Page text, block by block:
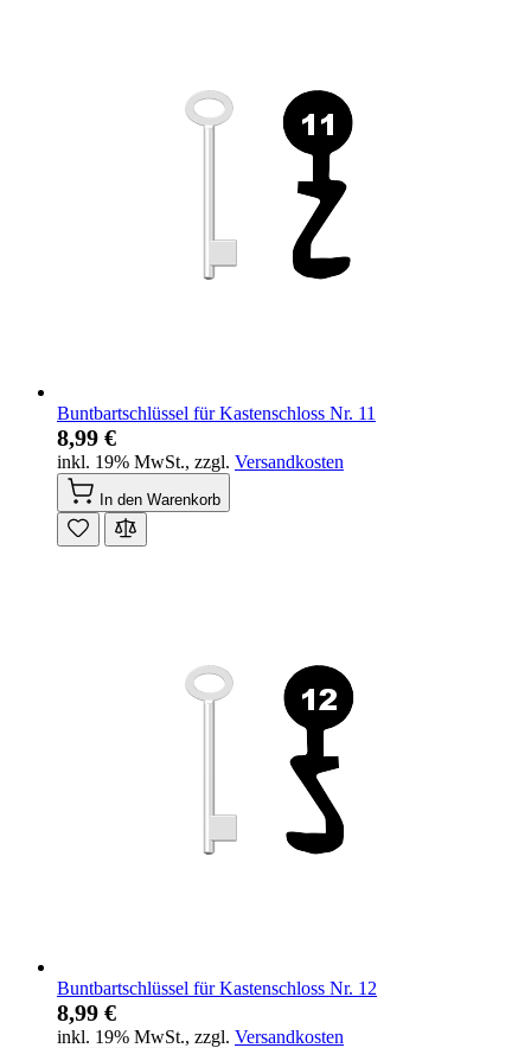
Buntbartschlüssel für Kastenschloss Nr. 11
8,99 €
inkl. 19% MwSt., zzgl. Versandkosten
In den Warenkorb
Buntbartschlüssel für Kastenschloss Nr. 12
8,99 €
inkl. 19% MwSt., zzgl. Versandkosten